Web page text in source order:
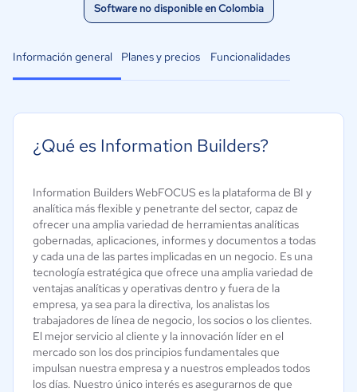
Software no disponible en Colombia
Información general Planes y precios Funcionalidades
¿Qué es Information Builders?
Information Builders WebFOCUS es la plataforma de BI y
analítica más flexible y penetrante del sector, capaz de
ofrecer una amplia variedad de herramientas analíticas
gobernadas, aplicaciones, informes y documentos a todas
y cada una de las partes implicadas en un negocio. Es una
tecnología estratégica que ofrece una amplia variedad de
ventajas analíticas y operativas dentro y fuera de la
empresa, ya sea para la directiva, los analistas los
trabajadores de línea de negocio, los socios o los clientes.
El mejor servicio al cliente y la innovación líder en el
mercado son los dos principios fundamentales que
impulsan nuestra empresa y a nuestros empleados todos
los días. Nuestro único interés es asegurarnos de que